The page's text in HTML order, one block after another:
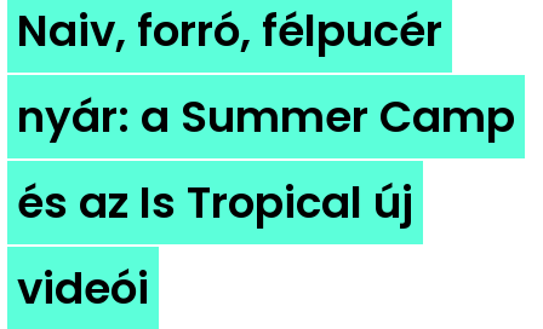
DIZÁJN
DIVAT
HIP
Naiv, forró, félpucér
nyár: a Summer Camp
és az Is Tropical új
videói